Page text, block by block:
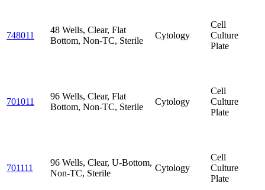
748011
48 Wells, Clear, Flat
Bottom, Non-TC, Sterile
Cytology
Cell
Culture
Plate
701011
96 Wells, Clear, Flat
Bottom, Non-TC, Sterile
Cytology
Cell
Culture
Plate
701111
96 Wells, Clear, U-Bottom,
Non-TC, Sterile
Cytology
Cell
Culture
Plate